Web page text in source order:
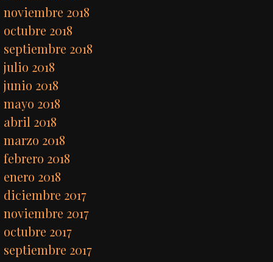
noviembre 2018
octubre 2018
septiembre 2018
julio 2018
junio 2018
mayo 2018
abril 2018
marzo 2018
febrero 2018
enero 2018
diciembre 2017
noviembre 2017
octubre 2017
septiembre 2017